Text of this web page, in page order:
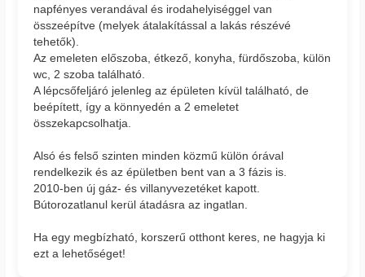
napfényes verandával és irodahelyiséggel van
összeépítve (melyek átalakítással a lakás részévé
tehetők).
Az emeleten előszoba, étkező, konyha, fürdőszoba, külön
wc, 2 szoba található.
A lépcsőfeljáró jelenleg az épületen kívül található, de
beépített, így a könnyedén a 2 emeletet
összekapcsolhatja.
Alsó és felső szinten minden közmű külön órával
rendelkezik és az épületben bent van a 3 fázis is.
2010-ben új gáz- és villanyvezetéket kapott.
Bútorozatlanul kerül átadásra az ingatlan.
Ha egy megbízható, korszerű otthont keres, ne hagyja ki
ezt a lehetőséget!